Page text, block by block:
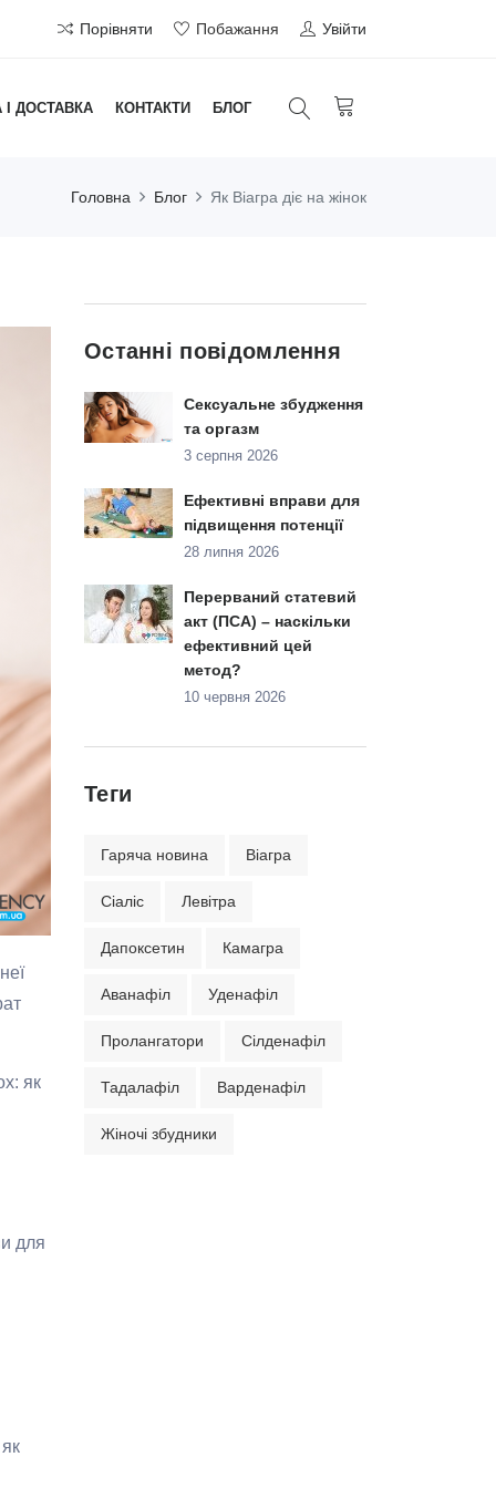
Порівняти Побажання Увійти
І ДОСТАВКА КОНТАКТИ БЛОГ
Головна Блог Як Віагра діє на жінок
як
для
Останні повідомлення
Сексуальне збудження
та оргазм
3 серпня 2026
Ефективні вправи для
підвищення потенції
28 липня 2026
Перерваний статевий
акт (ПСА) – наскільки
ефективний цей
метод?
10 червня 2026
Теги
Гаряча новина Віагра
Сіаліс Левітра
Дапоксетин Камагра
Аванафіл Уденафіл
Пролангатори Сілденафіл
Тадалафіл Варденафіл
Жіночі збудники